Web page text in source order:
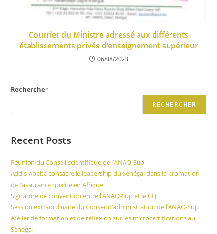
Courrier du Ministre adressé aux différents
établissements privés d’enseignement supérieur
06/08/2023
Rechercher
RECHERCHER
Recent Posts
Réunion du Conseil scientifique de l’ANAQ-Sup
Addis-Abeba consacre le leadership du Sénégal dans la promotion
de l’assurance qualité en Afrique
Signature de convention entre l’ANAQ-Sup et le CFJ
Session extraordinaire du Conseil d’administration de l’ANAQ-Sup
Atelier de formation et de réflexion sur les microcertifications au
Sénégal